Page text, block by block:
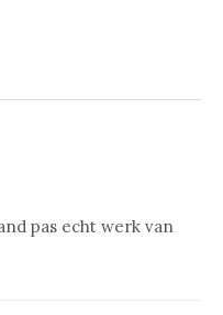
pas echt werk van